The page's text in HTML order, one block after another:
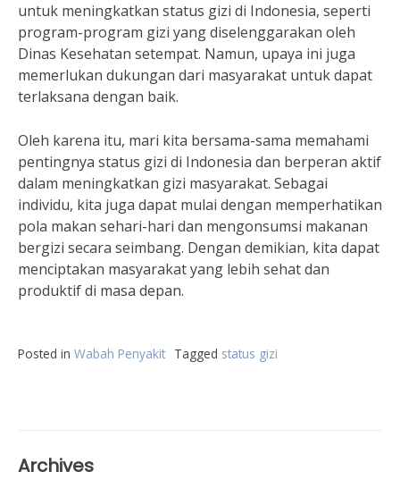
untuk meningkatkan status gizi di Indonesia, seperti
program-program gizi yang diselenggarakan oleh
Dinas Kesehatan setempat. Namun, upaya ini juga
memerlukan dukungan dari masyarakat untuk dapat
terlaksana dengan baik.
Oleh karena itu, mari kita bersama-sama memahami
pentingnya status gizi di Indonesia dan berperan aktif
dalam meningkatkan gizi masyarakat. Sebagai
individu, kita juga dapat mulai dengan memperhatikan
pola makan sehari-hari dan mengonsumsi makanan
bergizi secara seimbang. Dengan demikian, kita dapat
menciptakan masyarakat yang lebih sehat dan
produktif di masa depan.
Posted in Wabah Penyakit Tagged status gizi
Archives